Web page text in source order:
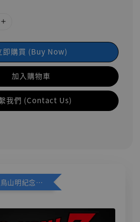
即購買 (Buy Now)
加入購物車
我們 (Contact Us)
加購優惠【悟空 鳥山明紀念款 [奇蹟工作室]】